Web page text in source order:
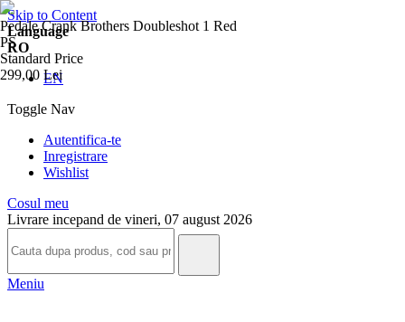
Skip to Content
Language
RO
EN
Toggle Nav
Autentifica-te
Inregistrare
Wishlist
Cosul meu
Livrare incepand de vineri, 07 august 2026
Meniu
Pedale Crank Brothers Doubleshot 1 Red
PS
Standard Price
299,00 Lei